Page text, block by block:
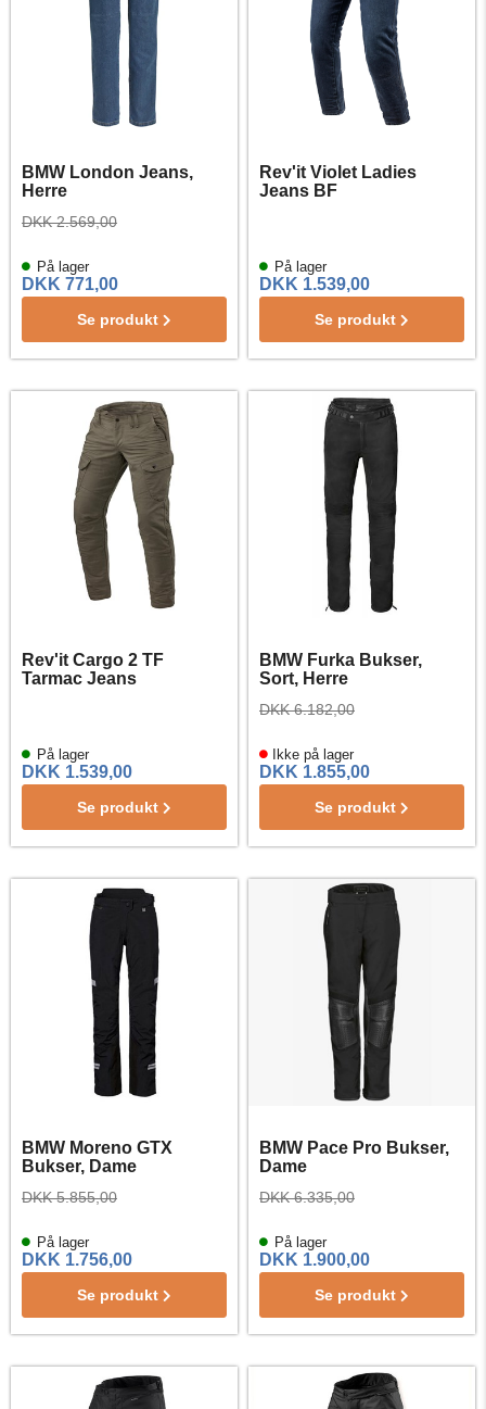
BMW London Jeans,
Herre
På lager
DKK 2.569,00
DKK 771,00
Se produkt
Rev'it Violet Ladies
Jeans BF
På lager
DKK 1.539,00
Se produkt
Rev'it Cargo 2 TF
Tarmac Jeans
På lager
DKK 1.539,00
Se produkt
BMW Furka Bukser,
Sort, Herre
Ikke på lager
DKK 6.182,00
DKK 1.855,00
Se produkt
BMW Moreno GTX
Bukser, Dame
På lager
DKK 5.855,00
DKK 1.756,00
Se produkt
BMW Pace Pro Bukser,
Dame
På lager
DKK 6.335,00
DKK 1.900,00
Se produkt